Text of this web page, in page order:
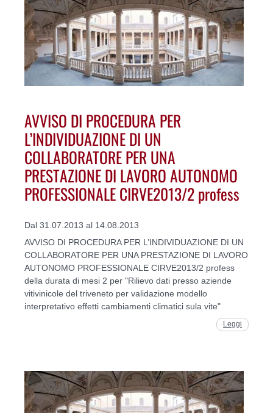
AVVISO DI PROCEDURA PER
L’INDIVIDUAZIONE DI UN
COLLABORATORE PER UNA
PRESTAZIONE DI LAVORO AUTONOMO
PROFESSIONALE CIRVE2013/2 profess
Dal 31.07.2013 al 14.08.2013
AVVISO DI PROCEDURA PER L’INDIVIDUAZIONE DI UN
COLLABORATORE PER UNA PRESTAZIONE DI LAVORO
AUTONOMO PROFESSIONALE CIRVE2013/2 profess
della durata di mesi 2 per "Rilievo dati presso aziende
vitivinicole del triveneto per validazione modello
interpretativo effetti cambiamenti climatici sula vite"
Leggi